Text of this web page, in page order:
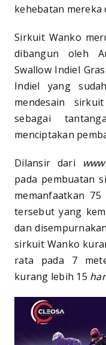
kehebatan
Sirkuit Wanko
dibangun oleh
Swallow Indiel
Indiel yang
mendesain
sebagai
menciptakan
Dilansir dari
pada pembuatan
memanfaatkan
tersebut yang
dan
sirkuit Wanko
rata pada 7
kurang lebih 15